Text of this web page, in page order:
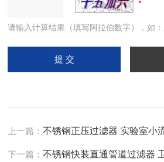
请输入计算结果（填写阿拉伯数字），如
上一篇：不锈钢正压过滤器 实验室小
下一篇：不锈钢快装直通管道过滤器